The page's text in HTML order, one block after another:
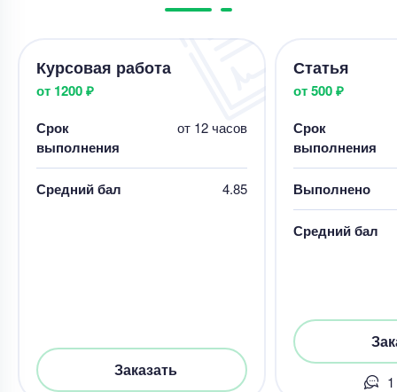
Курсовая работа
от 1200 ₽
Срок
выполнения
от 12 часов
Средний бал 4.85
Заказать
Статья
от 500 ₽
Срок
выполнения
Выполнено
Средний бал